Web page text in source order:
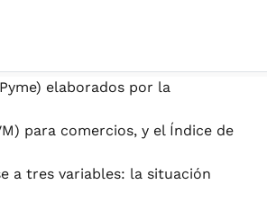
elaborados por la
para comercios, y el Índice de
a tres variables: la situación